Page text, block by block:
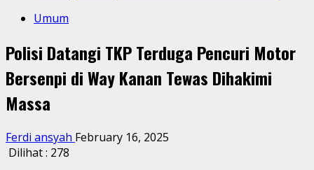
Umum
Polisi Datangi TKP Terduga Pencuri Motor
Bersenpi di Way Kanan Tewas Dihakimi
Massa
Ferdi ansyah February 16, 2025
Dilihat : 278